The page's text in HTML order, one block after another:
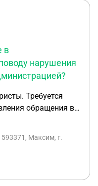
местного
правам человека
человека в
Обоснуйте этот
в
нарушения
Требуется
обращения в
нарушение
бывшего
87
дону Городской
Максим, г.